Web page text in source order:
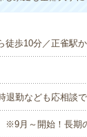
徒歩10分／正雀駅
勤なども応相談で
※9月～開始！長期